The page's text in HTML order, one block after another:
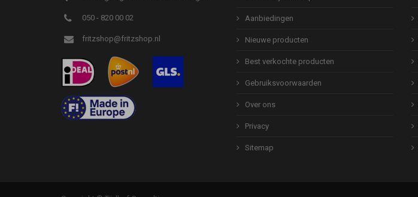
050 - 820 00 02
fritzshop@fritzshop.nl
Aanbiedingen
Nieuwe producten
Best verkochte producten
Gebruiksvoorwaarden
Over ons
Privacy
Sitemap